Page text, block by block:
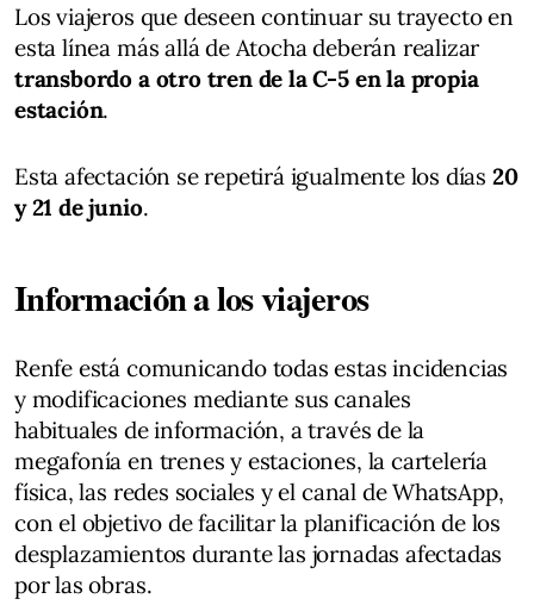
Los viajeros que deseen continuar su trayecto en
esta línea más allá de Atocha deberán realizar
transbordo a otro tren de la C-5 en la propia
estación.
Esta afectación se repetirá igualmente los días 20
y 21 de junio.
Información a los viajeros
Renfe está comunicando todas estas incidencias
y modificaciones mediante sus canales
habituales de información, a través de la
megafonía en trenes y estaciones, la cartelería
física, las redes sociales y el canal de WhatsApp,
con el objetivo de facilitar la planificación de los
desplazamientos durante las jornadas afectadas
por las obras.